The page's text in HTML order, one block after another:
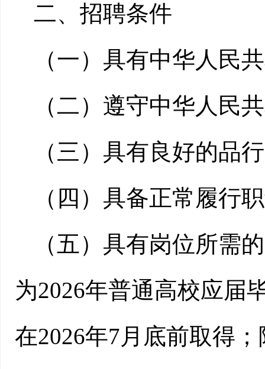
二、招聘条件
（一）具有中华人民
（二）遵守中华人民
（三）具有良好的品
（四）具备正常履行
（五）具有岗位所需
为2026年普通高校应届
在2026年7月底前取得